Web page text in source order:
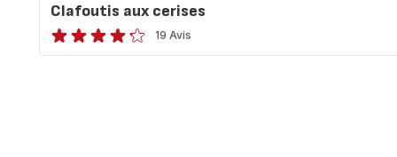
Clafoutis aux cerises
ratings.4.2
19 Avis